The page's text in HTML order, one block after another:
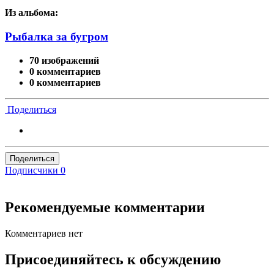
Из альбома:
Рыбалка за бугром
70 изображений
0 комментариев
0 комментариев
Поделиться
Поделиться
Подписчики 0
Рекомендуемые комментарии
Комментариев нет
Присоединяйтесь к обсуждению